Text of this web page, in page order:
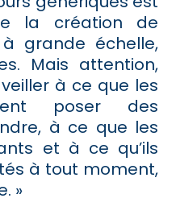
la création de
grande échelle,
Mais attention,
à ce que les
poser des
à ce que les
et à ce qu’ils
à tout moment,
»